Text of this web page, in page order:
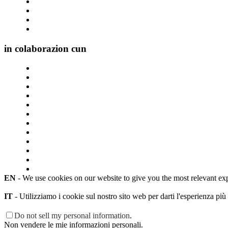
in colaborazion cun
EN - We use cookies on our website to give you the most relevant
IT - Utilizziamo i cookie sul nostro sito web per darti l'esperienza
Do not sell my personal information.
Non vendere le mie informazioni personali.